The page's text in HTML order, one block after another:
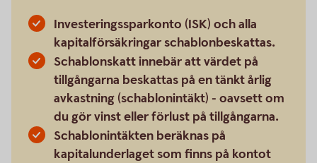
Investeringssparkonto (ISK) och alla
kapitalförsäkringar schablonbeskattas.
Schablonskatt innebär att värdet på
tillgångarna beskattas på en tänkt årlig
avkastning (schablonintäkt) - oavsett om
du gör vinst eller förlust på tillgångarna.
Schablonintäkten beräknas på
kapitalunderlaget som finns på kontot